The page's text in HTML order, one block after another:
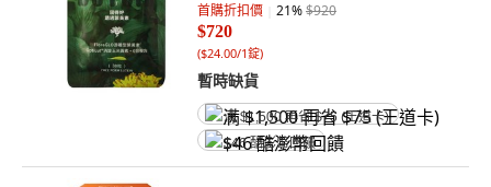
首購折扣價 21%$920
$720
($24.00/1錠)
暫時缺貨
满 $1,500 再省 $75 (王道卡)
$46 酷澎幣回饋